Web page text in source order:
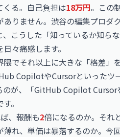
くる。自己負担は18万円。この
ありません。渋谷の編集プロ
こうした「知っているか知ら
々痛感します。
でそれ以上に大きな「格差」
CopilotやCursorといったツ
のが、「GitHub CopilotCursor
。
、報酬も2倍になるのか。それ
薄れ、単価は暴落するのか。今